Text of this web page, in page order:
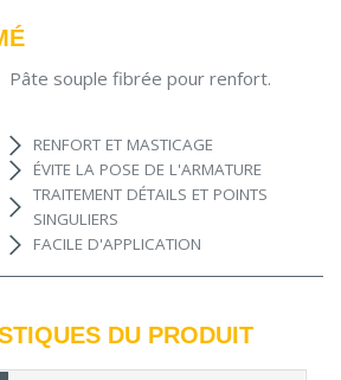
Pâte souple fibrée pour renfort.
RENFORT ET MASTICAGE
ÉVITE LA POSE DE L'ARMATURE
TRAITEMENT DÉTAILS ET POINTS
SINGULIERS
FACILE D'APPLICATION
DU PRODUIT